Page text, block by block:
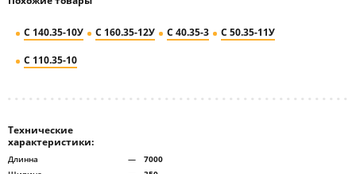
С 140.35-10У С 160.35-12У С 40.35-3 С 50.35-11У
С 110.35-10
Технические
характеристики:
Длинна —
7000